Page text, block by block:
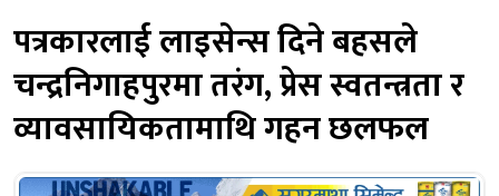
पत्रकारलाई लाइसेन्स दिने बहसले
चन्द्रनिगाहपुरमा तरंग, प्रेस स्वतन्त्रता र
व्यावसायिकतामाथि गहन छलफल